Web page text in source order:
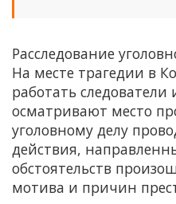
Расследование
На месте трагедии в
работать
осматривают место
уголовному делу
действия,
обстоятельств
мотива и причин